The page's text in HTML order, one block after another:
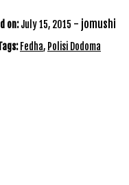
on: July 15, 2015 - jomushi
Fedha, Polisi Dodoma